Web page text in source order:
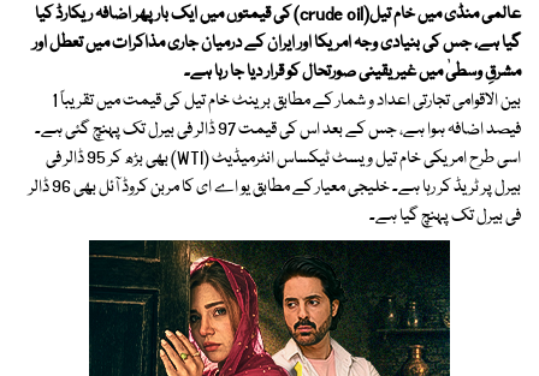
عالمی منڈی میں خام تیل(crude oil) کی قیمتوں میں ایک بار پھر اضافہ ریکارڈ کیا
گیا ہے، جس کی بنیادی وجہ امریکا اور ایران کے درمیان جاری مذاکرات میں تعطل اور
مشرقِ وسطیٰ میں غیر یقینی صورتحال کو قرار دیا جا رہا ہے۔
بین الاقوامی تجارتی اعداد و شمار کے مطابق برینٹ خام تیل کی قیمت میں تقریباً 1
فیصد اضافہ ہوا ہے، جس کے بعد اس کی قیمت 97 ڈالر فی بیرل تک پہنچ گئی ہے۔
اسی طرح امریکی خام تیل ویسٹ ٹیکساس انٹرمیڈیٹ (WTI) بھی بڑھ کر 95 ڈالر فی
بیرل پر ٹریڈ کر رہا ہے۔ خلیجی معیار کے مطابق یو اے ای کا مربن کروڈ آئل بھی 96 ڈالر
فی بیرل تک پہنچ گیا ہے۔